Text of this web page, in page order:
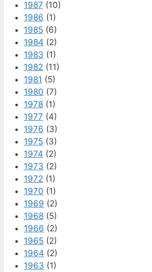
1987 (10)
1986 (1)
1985 (6)
1984 (2)
1983 (1)
1982 (11)
1981 (5)
1980 (7)
1978 (1)
1977 (4)
1976 (3)
1975 (3)
1974 (2)
1973 (2)
1972 (1)
1970 (1)
1969 (2)
1968 (5)
1966 (2)
1965 (2)
1964 (2)
1963 (1)